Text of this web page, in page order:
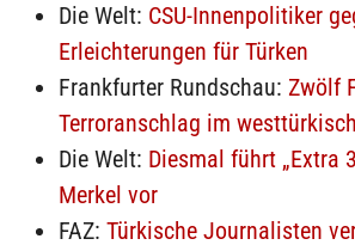
Die Welt: CSU-Innenpolitiker
Erleichterungen für Türken
Frankfurter Rundschau: Zwölf
Terroranschlag im
Die Welt: Diesmal führt „Extra
Merkel vor
FAZ: Türkische Journalisten